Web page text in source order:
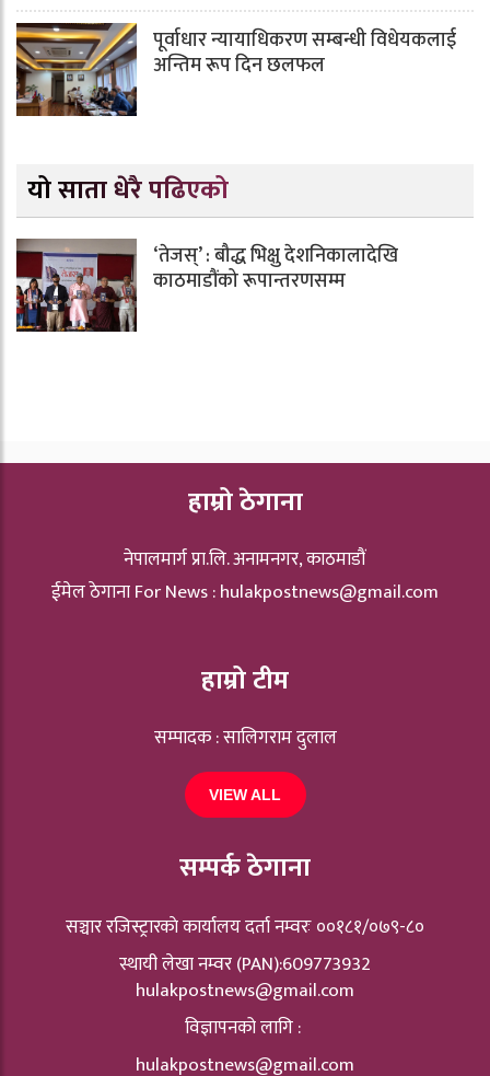
पूर्वाधार न्यायाधिकरण सम्बन्धी विधेयकलाई
अन्तिम रूप दिन छलफल
यो साता धेरै पढिएको
‘तेजस्’ : बौद्ध भिक्षु देशनिकालादेखि
काठमाडौंको रूपान्तरणसम्म
हाम्रो ठेगाना
नेपालमार्ग प्रा.लि. अनामनगर, काठमाडौं
ईमेल ठेगाना For News :hulakpostnews@gmail.com
हाम्रो टीम
सम्पादक : सालिगराम दुलाल
VIEW ALL
सम्पर्क ठेगाना
सञ्चार रजिस्ट्रारकाे कार्यालय दर्ता नम्वरः ००१८१/०७९-८०
स्थायी लेखा नम्वर (PAN):609773932
hulakpostnews@gmail.com
विज्ञापनको लागि :
hulakpostnews@gmail.com